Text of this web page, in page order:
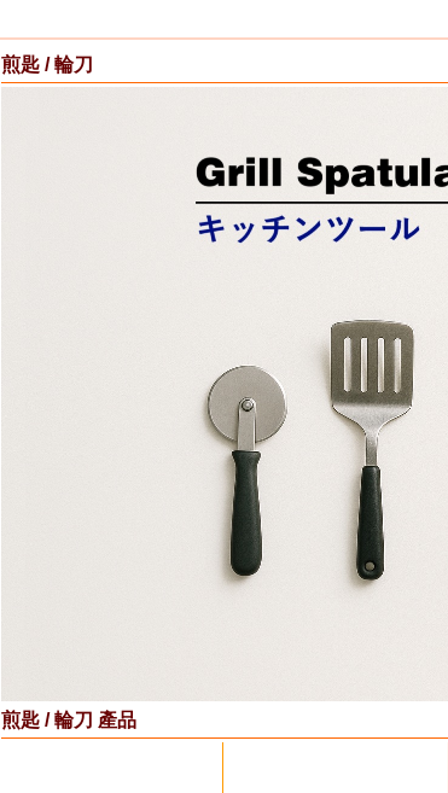
煎匙 / 輪刀
煎匙 / 輪刀 產品